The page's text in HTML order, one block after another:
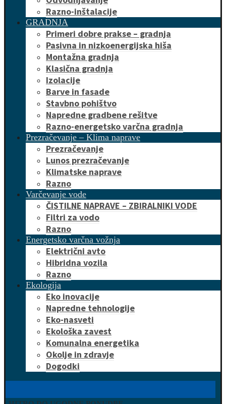
Razno-inštalacije
GRADNJA
Primeri dobre prakse – gradnja
Pasivna in nizkoenergijska hiša
Montažna gradnja
Klasična gradnja
Izolacije
Barve in fasade
Stavbno pohištvo
Napredne gradbene rešitve
Razno-energetsko varčna gradnja
Prezračevanje – Klima naprave
Prezračevanje
Lunos prezračevanje
Klimatske naprave
Razno
Varčevanje vode
ČISTILNE NAPRAVE – ZBIRALNIKI VODE
Filtri za vodo
Razno
Energetsko varčna vožnja
Električni avto
Hibridna vozila
Razno
Ekologija
Eko inovacije
Napredne tehnologije
Eko-nasveti
Ekološka zavest
Komunalna energetika
Okolje in zdravje
Dogodki